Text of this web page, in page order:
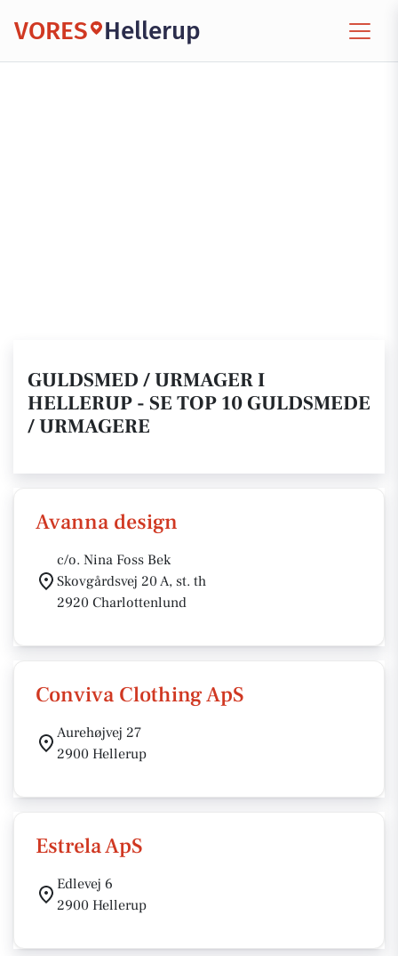
VORES Hellerup
GULDSMED / URMAGER I
HELLERUP - SE TOP 10 GULDSMEDE
/ URMAGERE
Avanna design
c/o. Nina Foss Bek
Skovgårdsvej 20 A, st. th
2920 Charlottenlund
Conviva Clothing ApS
Aurehøjvej 27
2900 Hellerup
Estrela ApS
Edlevej 6
2900 Hellerup